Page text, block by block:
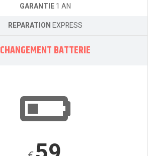
GARANTIE1 AN
REPARATIONEXPRESS
CHANGEMENT BATTERIE